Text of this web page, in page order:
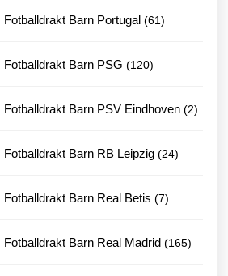
Fotballdrakt Barn Portugal 6161
Fotballdrakt Barn PSG 120120
Fotballdrakt Barn PSV Eindhoven 22
Fotballdrakt Barn RB Leipzig 2424
Fotballdrakt Barn Real Betis 77
Fotballdrakt Barn Real Madrid 165165